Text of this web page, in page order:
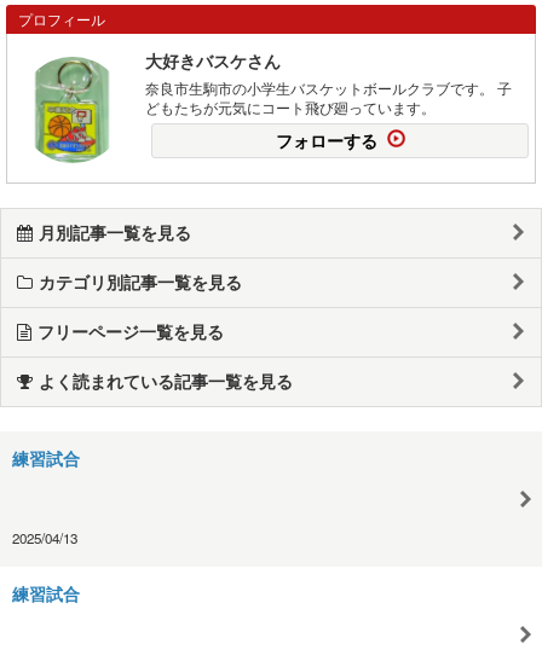
プロフィール
大好きバスケさん
奈良市生駒市の小学生バスケットボールクラブです。 子
どもたちが元気にコート飛び廻っています。
フォローする
月別記事一覧を見る
カテゴリ別記事一覧を見る
フリーページ一覧を見る
よく読まれている記事一覧を見る
練習試合
2025/04/13
練習試合